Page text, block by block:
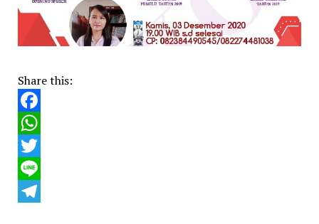
Share this:
Facebook
WhatsApp
Twitter
Line